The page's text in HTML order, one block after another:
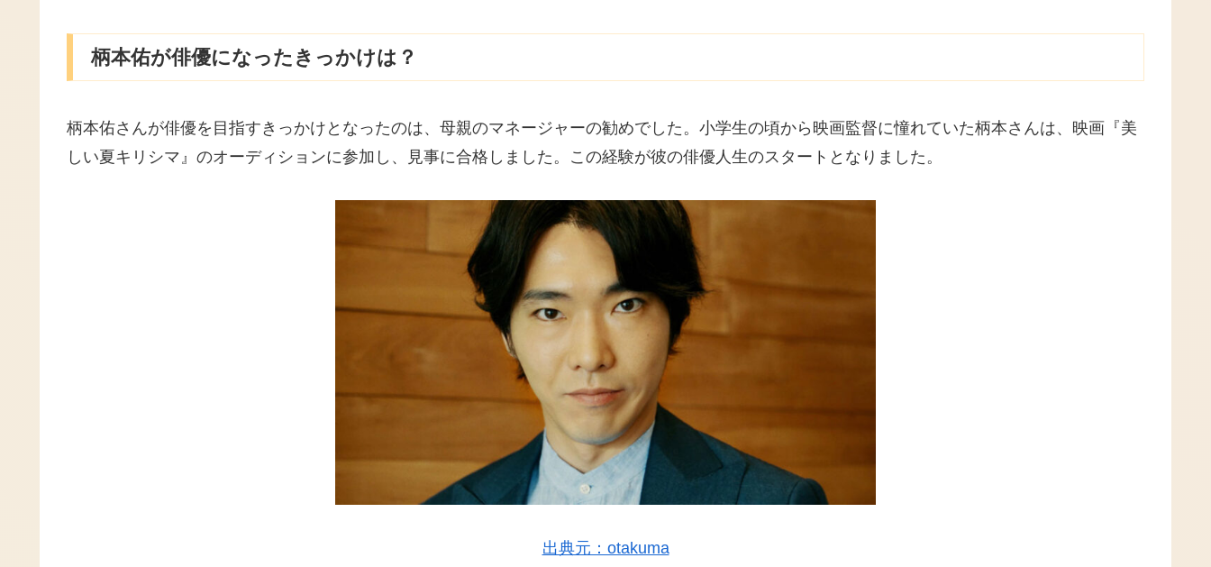
柄本佑が俳優になったきっかけは？
柄本佑さんが俳優を目指すきっかけとなったのは、母親のマネージャーの勧めでした。小学生の頃から映画監督に憧れていた柄本さんは、映画『美
しい夏キリシマ』のオーディションに参加し、見事に合格しました。この経験が彼の俳優人生のスタートとなりました。
出典元：otakuma